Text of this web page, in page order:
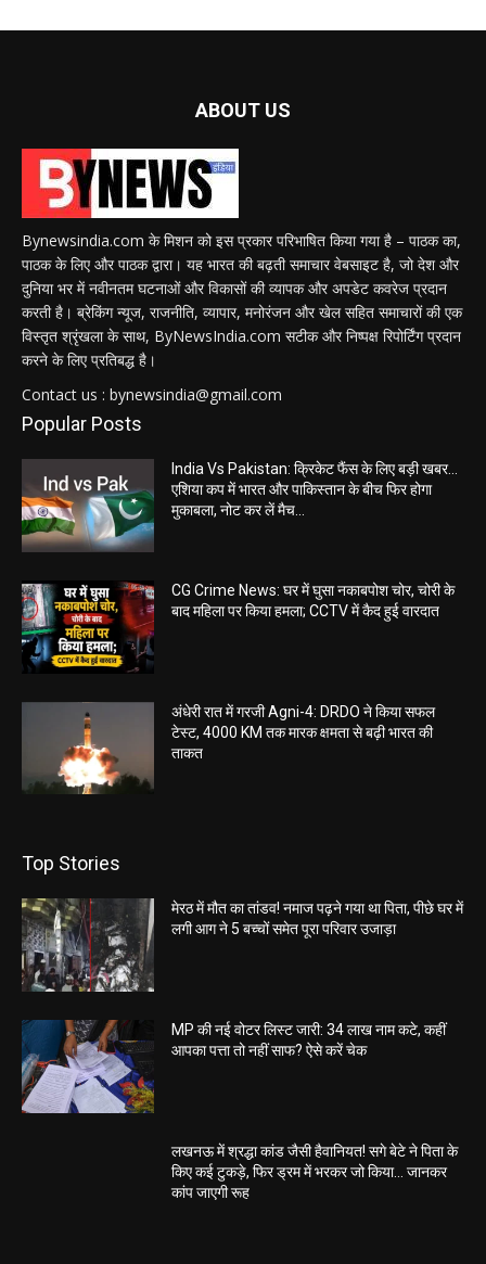
ABOUT US
Bynewsindia.com के मिशन को इस प्रकार परिभाषित किया गया है – पाठक का,
पाठक के लिए और पाठक द्वारा। यह भारत की बढ़ती समाचार वेबसाइट है, जो देश और
दुनिया भर में नवीनतम घटनाओं और विकासों की व्यापक और अपडेट कवरेज प्रदान
करती है। ब्रेकिंग न्यूज, राजनीति, व्यापार, मनोरंजन और खेल सहित समाचारों की एक
विस्तृत श्रृंखला के साथ, ByNewsIndia.com सटीक और निष्पक्ष रिपोर्टिंग प्रदान
करने के लिए प्रतिबद्ध है।
Contact us : bynewsindia@gmail.com
Popular Posts
India Vs Pakistan: क्रिकेट फैंस के लिए बड़ी खबर…
एशिया कप में भारत और पाकिस्तान के बीच फिर होगा
मुकाबला, नोट कर लें मैच...
CG Crime News: घर में घुसा नकाबपोश चोर, चोरी के
बाद महिला पर किया हमला; CCTV में कैद हुई वारदात
अंधेरी रात में गरजी Agni-4: DRDO ने किया सफल
टेस्ट, 4000 KM तक मारक क्षमता से बढ़ी भारत की
ताकत
Top Stories
मेरठ में मौत का तांडव! नमाज पढ़ने गया था पिता, पीछे घर में
लगी आग ने 5 बच्चों समेत पूरा परिवार उजाड़ा
MP की नई वोटर लिस्ट जारी: 34 लाख नाम कटे, कहीं
आपका पत्ता तो नहीं साफ? ऐसे करें चेक
लखनऊ में श्रद्धा कांड जैसी हैवानियत! सगे बेटे ने पिता के
किए कई टुकड़े, फिर ड्रम में भरकर जो किया… जानकर
कांप जाएगी रूह